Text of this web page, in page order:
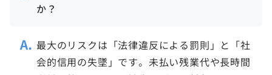
か？
最大のリスクは「法律違反による罰則」と「社
会的信用の失墜」です。未払い残業代や長時間